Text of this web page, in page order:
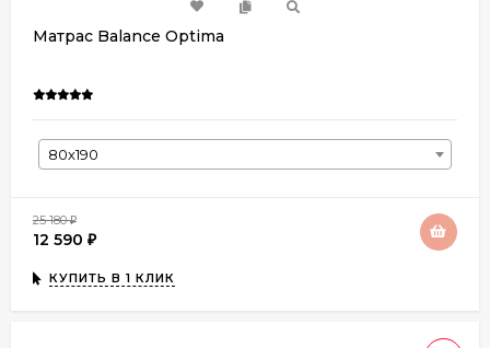
Матрас Balance Optima
80х190
25 180₽
12 590 ₽
КУПИТЬ В 1 КЛИК